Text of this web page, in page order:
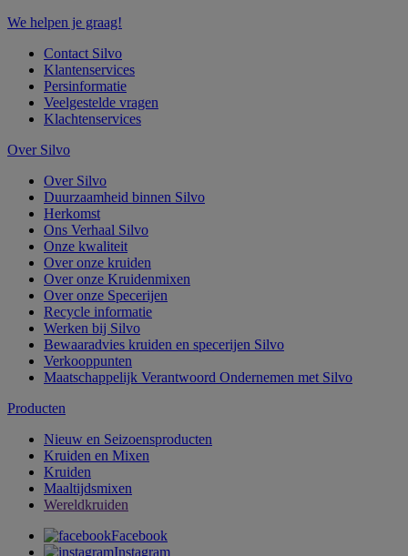
We helpen je graag!
Contact Silvo
Klantenservices
Persinformatie
Veelgestelde vragen
Klachtenservices
Over Silvo
Over Silvo
Duurzaamheid binnen Silvo
Herkomst
Ons Verhaal Silvo
Onze kwaliteit
Over onze kruiden
Over onze Kruidenmixen
Over onze Specerijen
Recycle informatie
Werken bij Silvo
Bewaaradvies kruiden en specerijen Silvo
Verkooppunten
Maatschappelijk Verantwoord Ondernemen met Silvo
Producten
Nieuw en Seizoensproducten
Kruiden en Mixen
Kruiden
Maaltijdsmixen
Wereldkruiden
Facebook
Instagram